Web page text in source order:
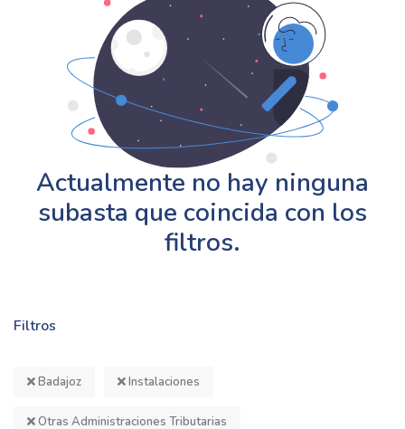
Filtros
Badajoz Instalaciones
Otras Administraciones Tributarias
Actualmente no hay ninguna
subasta que coincida con los
filtros.